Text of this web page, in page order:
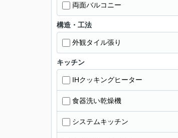
両面バルコニー
構造・工法
外観タイル張り
キッチン
IHクッキングヒーター
食器洗い乾燥機
システムキッチン